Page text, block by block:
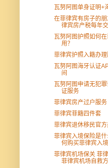
瓦努阿图单身证明+
在菲律宾有房子的
律宾房产税每年交
瓦努阿图护照如何
用？
菲律宾护照入籍办
瓦努阿图海牙认证
间
瓦努阿图申请无犯
证服务
菲律宾房产过户服务
菲律宾菲籍四件套
菲律宾退休移民官
菲律宾入境保险是
何购买菲律宾入
菲律宾机场保关 菲
菲律宾机场自救